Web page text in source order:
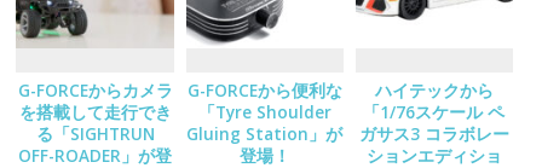
G-FORCEからカメラ
を搭載して走行でき
る「SIGHTRUN
OFF-ROADER」が登
G-FORCEから便利な
「Tyre Shoulder
Gluing Station」が
登場！
ハイテックから
「1/76スケール ペ
ガサス3 コラボレー
ションエディショ